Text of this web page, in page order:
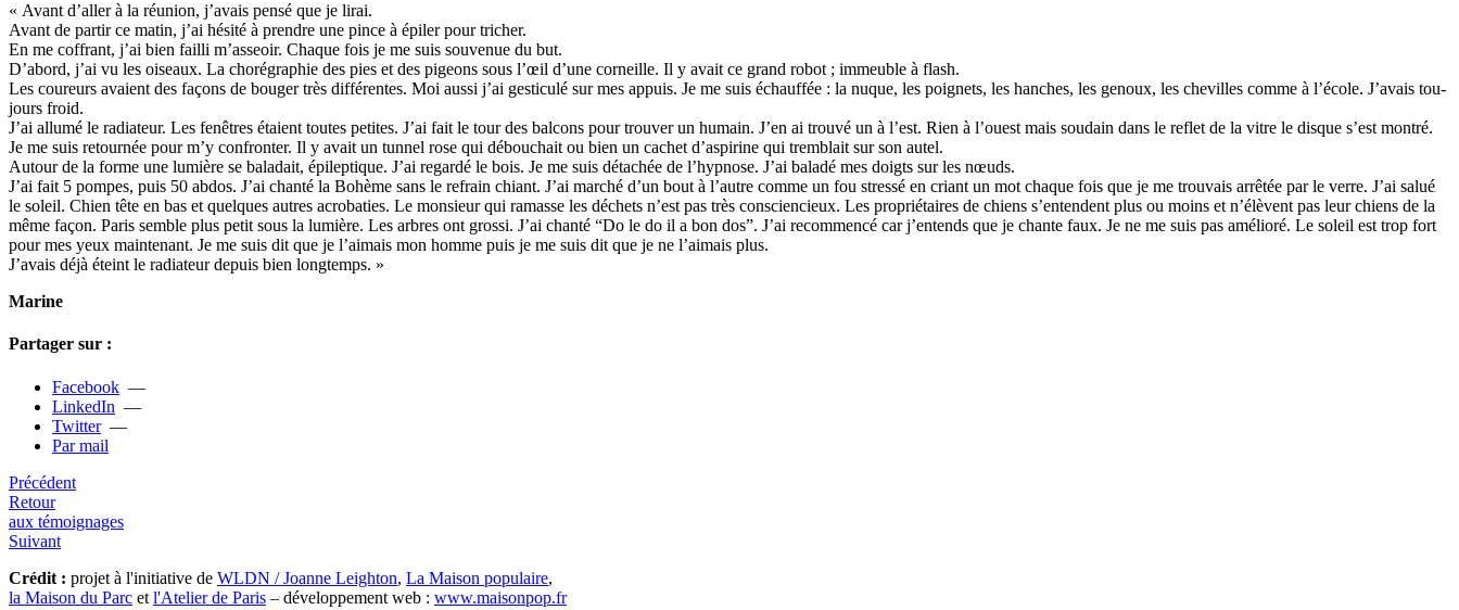
« Avant d’aller à la réu­nion, j’avais pensé que je lirai.
Avant de partir ce matin, j’ai hésité à pren­dre une pince à épiler pour tri­cher.
En me cof­frant, j’ai bien failli m’asseoir. Chaque fois je me suis sou­ve­nue du but.
D’abord, j’ai vu les oiseaux. La cho­ré­gra­phie des pies et des pigeons sous l’œil d’une cor­neille. Il y avait ce grand robot ; immeu­ble à flash.
Les cou­reurs avaient des façons de bouger très dif­fé­ren­tes. Moi aussi j’ai ges­ti­culé sur mes appuis. Je me suis échauffée : la nuque, les poi­gnets, les han­ches, les genoux, les che­villes comme à l’école. J’avais tou­
jours froid.
J’ai allumé le radia­teur. Les fenê­tres étaient toutes peti­tes. J’ai fait le tour des bal­cons pour trou­ver un humain. J’en ai trouvé un à l’est. Rien à l’ouest mais sou­dain dans le reflet de la vitre le disque s’est montré.
Je me suis retour­née pour m’y confron­ter. Il y avait un tunnel rose qui débou­chait ou bien un cachet d’aspi­rine qui trem­blait sur son autel.
Autour de la forme une lumière se bala­dait, épileptique. J’ai regardé le bois. Je me suis déta­chée de l’hyp­nose. J’ai baladé mes doigts sur les nœuds.
J’ai fait 5 pompes, puis 50 abdos. J’ai chanté la Bohème sans le refrain chiant. J’ai marché d’un bout à l’autre comme un fou stressé en criant un mot chaque fois que je me trou­vais arrê­tée par le verre. J’ai salué
le soleil. Chien tête en bas et quel­ques autres acro­ba­ties. Le mon­sieur qui ramasse les déchets n’est pas très cons­cien­cieux. Les pro­prié­tai­res de chiens s’enten­dent plus ou moins et n’élèvent pas leur chiens de la
même façon. Paris semble plus petit sous la lumière. Les arbres ont grossi. J’ai chanté “Do le do il a bon dos”. J’ai recom­mencé car j’entends que je chante faux. Je ne me suis pas amé­lioré. Le soleil est trop fort
pour mes yeux main­te­nant. Je me suis dit que je l’aimais mon homme puis je me suis dit que je ne l’aimais plus.
J’avais déjà éteint le radia­teur depuis bien long­temps. »
Marine
Partager sur :
Facebook —
LinkedIn —
Twitter—
Par mail
Précédent
Retour
aux témoignages
Suivant
Crédit : projet à l'initiative de WLDN / Joanne Leighton, La Maison populaire,
la Maison du Parc et l'Atelier de Paris – développement web : www.maisonpop.fr